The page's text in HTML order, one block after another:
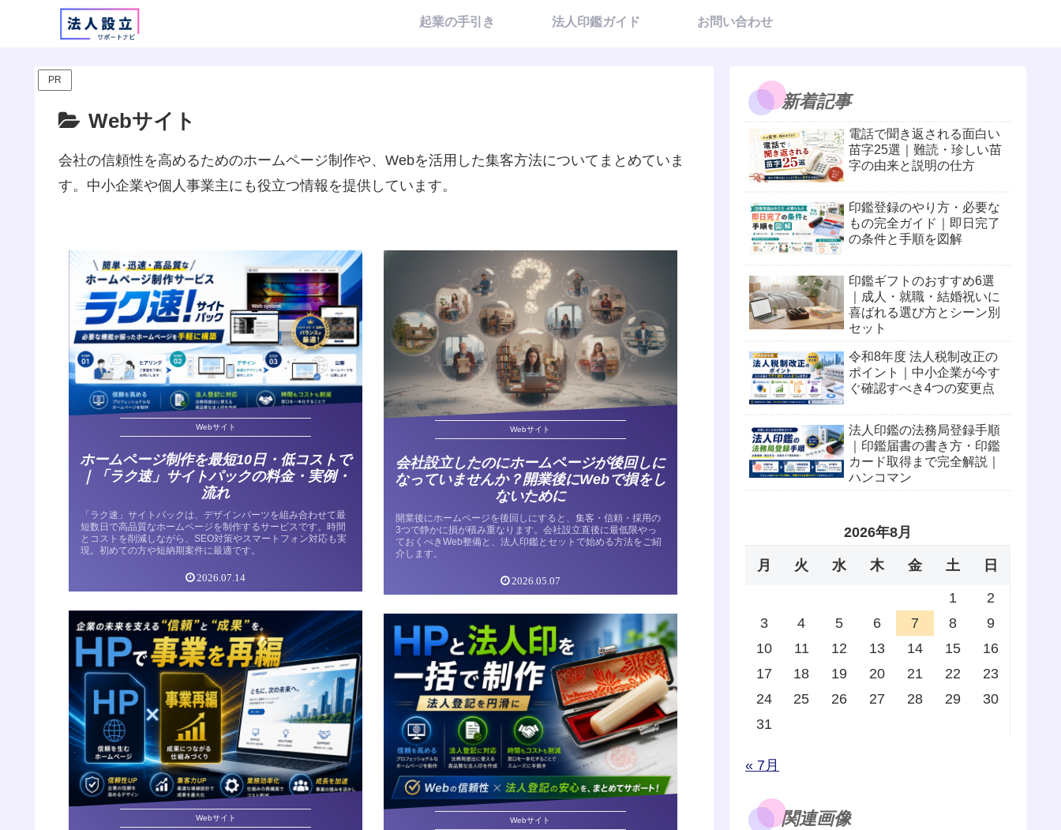
起業の手引き 法人印鑑ガイド お問い合わせ
PR
Webサイト
会社の信頼性を高めるためのホームページ制作や、Webを活用した集客方法についてまとめていま
す。中小企業や個人事業主にも役立つ情報を提供しています。
Webサイト
ホームページ制作を最短10日・低コストで
｜「ラク速」サイトパックの料金・実例・
流れ
「ラク速」サイトパックは、デザインパーツを組み合わせて最
短数日で高品質なホームページを制作するサービスです。時間
とコストを削減しながら、SEO対策やスマートフォン対応も実
現。初めての方や短納期案件に最適です。
2026.07.14
Webサイト
会社設立したのにホームページが後回しに
なっていませんか？開業後にWebで損をし
ないために
開業後にホームページを後回しにすると、集客・信頼・採用の
3つで静かに損が積み重なります。会社設立直後に最低限やっ
ておくべきWeb整備と、法人印鑑とセットで始める方法をご紹
介します。
2026.05.07
Webサイト Webサイト
新着記事
電話で聞き返される面白い
苗字25選｜難読・珍しい苗
字の由来と説明の仕方
印鑑登録のやり方・必要な
もの完全ガイド｜即日完了
の条件と手順を図解
印鑑ギフトのおすすめ6選
｜成人・就職・結婚祝いに
喜ばれる選び方とシーン別
セット
令和8年度 法人税制改正の
ポイント｜中小企業が今す
ぐ確認すべき4つの変更点
法人印鑑の法務局登録手順
｜印鑑届書の書き方・印鑑
カード取得まで完全解説｜
ハンコマン
2026年8月
月 火 水 木 金 土 日
1
2
3
4 5 6 7 8
9
10
11 12 13 14 15
16
17
18 19 20 21 22
23
24
25 26 27 28 29
30
31
« 7月
関連画像